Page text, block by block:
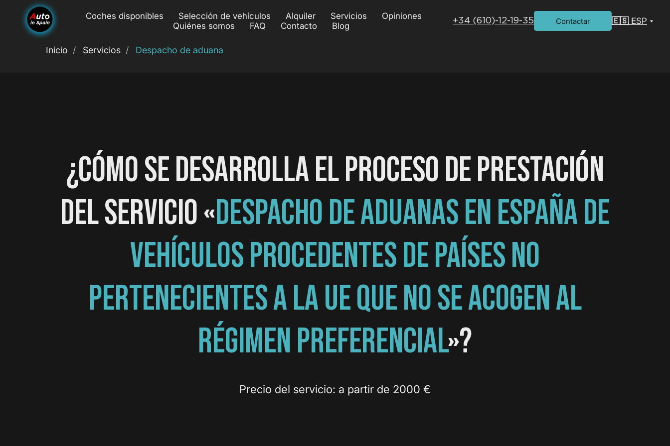
Coches disponibles Selección de vehículos Alquiler Servicios
Opiniones
Quiénes somos
FAQ Contacto Blog
+34 (610)-12-19-35 Contactar 🇪🇸 ESP
Inicio / Servicios / Despacho de aduana
¿CÓMO SE DESARROLLA EL PROCESO DE PRESTACIÓN
DEL SERVICIO «DESPACHO DE ADUANAS EN ESPAÑA DE
VEHÍCULOS PROCEDENTES DE PAÍSES NO
PERTENECIENTES A LA UE QUE NO SE ACOGEN AL
RÉGIMEN PREFERENCIAL»?
Precio del servicio: a partir de 2000 €